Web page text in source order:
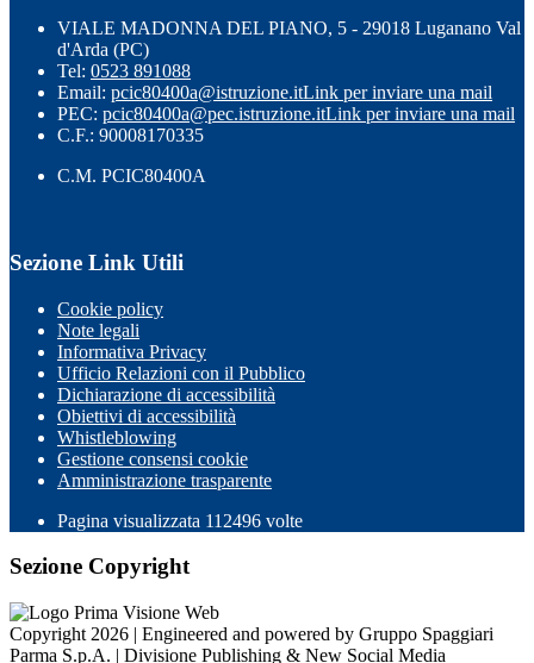
VIALE MADONNA DEL PIANO, 5 - 29018 Luganano Val
d'Arda (PC)
Tel: 0523 891088
Email: pcic80400a@istruzione.itLink per inviare una mail
PEC: pcic80400a@pec.istruzione.itLink per inviare una mail
C.F.: 90008170335
C.M. PCIC80400A
Sezione Link Utili
Cookie policy
Note legali
Informativa Privacy
Ufficio Relazioni con il Pubblico
Dichiarazione di accessibilità
Obiettivi di accessibilità
Whistleblowing
Gestione consensi cookie
Amministrazione trasparente
Pagina visualizzata 112496 volte
Sezione Copyright
Copyright 2026 | Engineered and powered by Gruppo Spaggiari
Parma S.p.A. | Divisione Publishing & New Social Media